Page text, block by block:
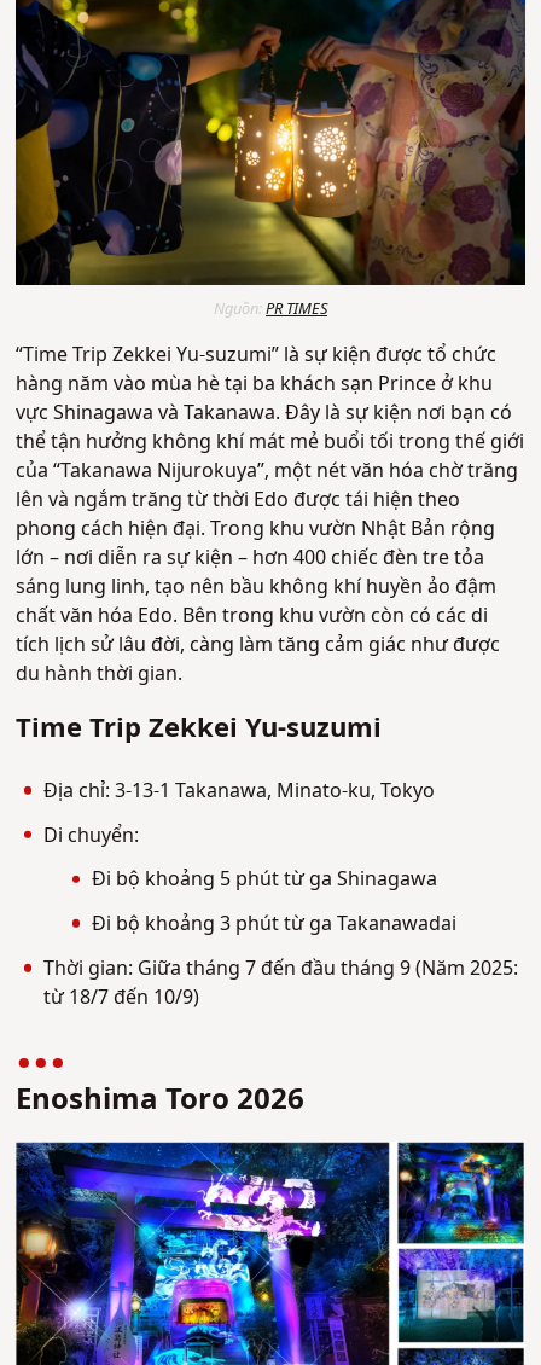
Nguồn:PR TIMES
“Time Trip Zekkei Yu-suzumi” là sự kiện được tổ chức
hàng năm vào mùa hè tại ba khách sạn Prince ở khu
vực Shinagawa và Takanawa. Đây là sự kiện nơi bạn có
thể tận hưởng không khí mát mẻ buổi tối trong thế giới
của “Takanawa Nijurokuya”, một nét văn hóa chờ trăng
lên và ngắm trăng từ thời Edo được tái hiện theo
phong cách hiện đại. Trong khu vườn Nhật Bản rộng
lớn – nơi diễn ra sự kiện – hơn 400 chiếc đèn tre tỏa
sáng lung linh, tạo nên bầu không khí huyền ảo đậm
chất văn hóa Edo. Bên trong khu vườn còn có các di
tích lịch sử lâu đời, càng làm tăng cảm giác như được
du hành thời gian.
Time Trip Zekkei Yu-suzumi
Địa chỉ: 3-13-1 Takanawa, Minato-ku, Tokyo
Di chuyển:
Đi bộ khoảng 5 phút từ ga Shinagawa
Đi bộ khoảng 3 phút từ ga Takanawadai
Thời gian: Giữa tháng 7 đến đầu tháng 9 (Năm 2025:
từ 18/7 đến 10/9)
Enoshima Toro 2026